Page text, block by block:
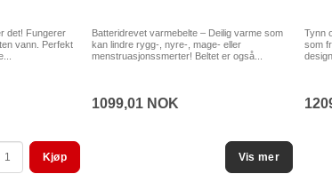
det! Fungerer
vann. Perfekt
Kjøp
Batteridrevet varmebelte – Deilig varme som
kan lindre rygg-, nyre-, mage- eller
menstruasjonssmerter! Beltet er også...
1099,01 NOK
Tynn
som